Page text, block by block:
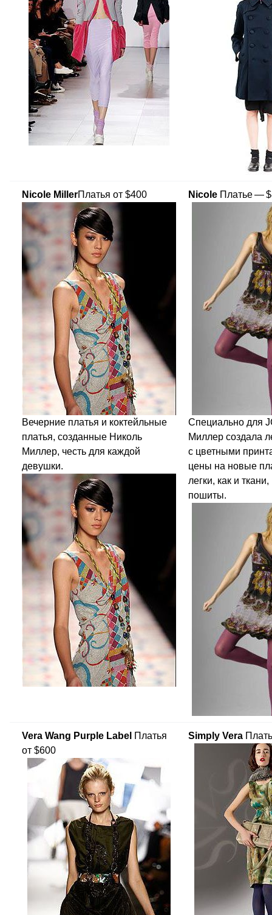
Nicole MillerПлатья от $400
Вечерние платья и коктейльные
платья, созданные Николь
Миллер, честь для каждой
девушки.
Nicole Платье —
Специально для
Миллер создала
с цветными
цены на новые
легки, как и
пошиты.
Vera Wang Purple Label Платья
от $600
Simply Vera